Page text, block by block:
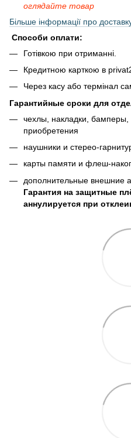
оглядайте товар
Більше інформації про
Способи оплати:
Готівкою при отриманні.
Кредитною карткою в
Через касу або термінал
Гарантийные сроки для
чехлы, накладки,
приобретения
наушники и стерео-
карты памяти и флеш-
дополнительные внешние
Гарантия на защитные
аннулируется при